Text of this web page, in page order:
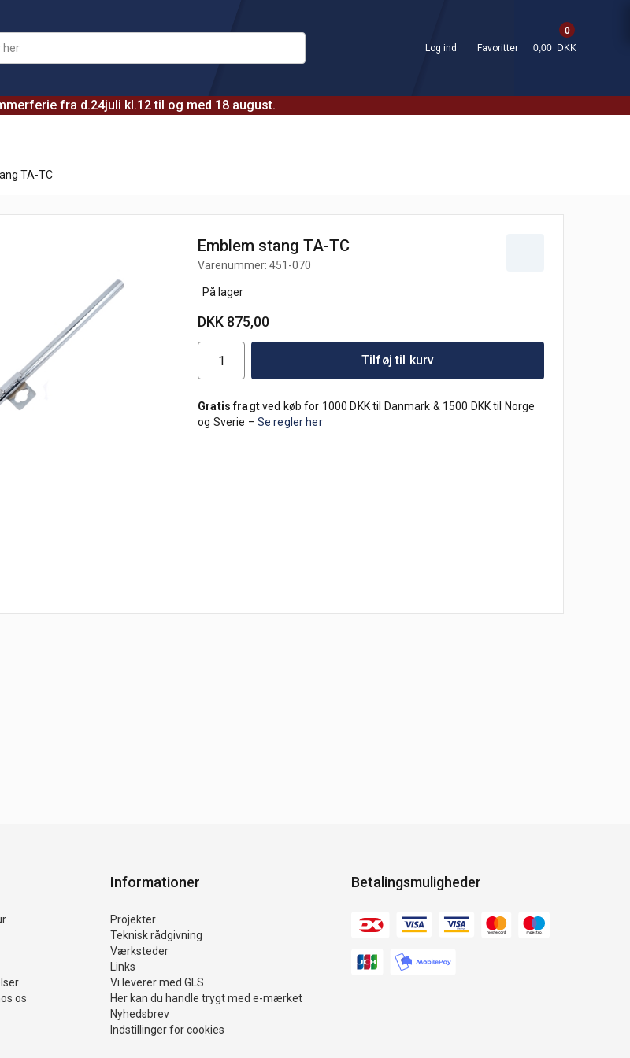
fra d.24juli kl.12 til og med 18 august.
Log ind Favoritter
0
0,00 DKK
TA-TC
Emblem stang TA-TC
Varenummer:451-070
På lager
DKK 875,00
Tilføj til kurv
Gratis fragtved køb for 1000 DKK til Danmark & 1500 DKK til Norge
og Sverie – Se regler her
os
Informationer
Projekter
Teknisk rådgivning
Værksteder
Links
Vi leverer med GLS
Her kan du handle trygt med e-mærket
Nyhedsbrev
Indstillinger for cookies
Betalingsmuligheder